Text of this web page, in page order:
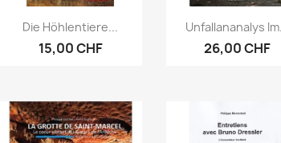
Aperçu rapide
Die Höhlentiere...
15,00 CHF
Aperçu
Unfallananalys
26,00 CHF